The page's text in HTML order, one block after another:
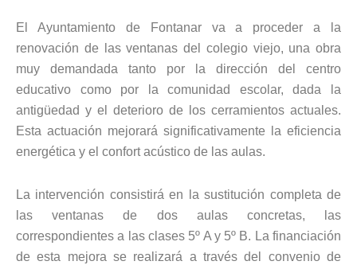
El Ayuntamiento de Fontanar va a proceder a la
renovación de las ventanas del colegio viejo, una obra
muy demandada tanto por la dirección del centro
educativo como por la comunidad escolar, dada la
antigüedad y el deterioro de los cerramientos actuales.
Esta actuación mejorará significativamente la eficiencia
energética y el confort acústico de las aulas.
La intervención consistirá en la sustitución completa de
las ventanas de dos aulas concretas, las
correspondientes a las clases 5º A y 5º B. La financiación
de esta mejora se realizará a través del convenio de